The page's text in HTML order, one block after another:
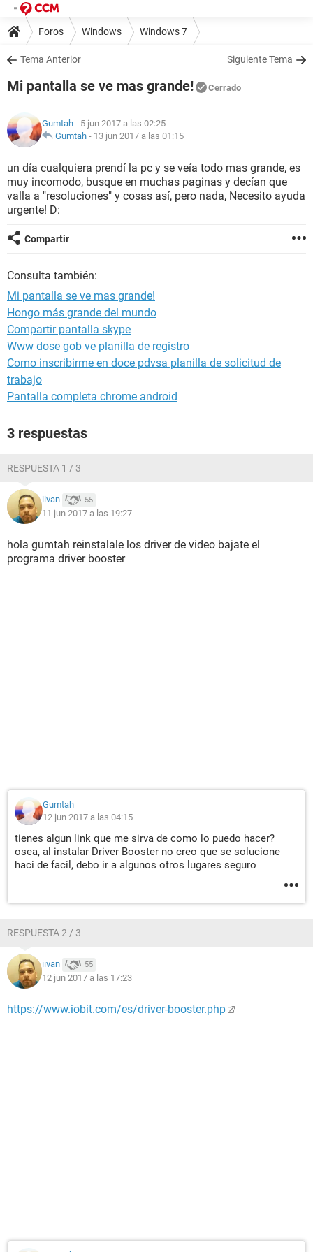
Foros Windows Windows 7
Tema Anterior Siguiente Tema
Mi pantalla se ve mas grande! Cerrado
Gumtah - 5 jun 2017 a las 02:25
Gumtah - 13 jun 2017 a las 01:15
un día cualquiera prendí la pc y se veía todo mas grande, es
muy incomodo, busque en muchas paginas y decían que
valla a "resoluciones" y cosas así, pero nada, Necesito ayuda
urgente! D:
Compartir
Consulta también:
Mi pantalla se ve mas grande!
Hongo más grande del mundo
Compartir pantalla skype
Www dose gob ve planilla de registro
Como inscribirme en doce pdvsa planilla de solicitud de
trabajo
Pantalla completa chrome android
3 respuestas
RESPUESTA 1 / 3
iivan 55
11 jun 2017 a las 19:27
hola gumtah reinstalale los driver de video bajate el
programa driver booster
Gumtah
12 jun 2017 a las 04:15
tienes algun link que me sirva de como lo puedo hacer?
osea, al instalar Driver Booster no creo que se solucione
haci de facil, debo ir a algunos otros lugares seguro
RESPUESTA 2 / 3
iivan 55
12 jun 2017 a las 17:23
https://www.iobit.com/es/driver-booster.php